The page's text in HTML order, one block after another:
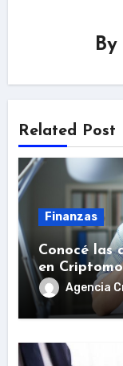
By
Related Post
Finanzas
Conocé las
en
Agencia